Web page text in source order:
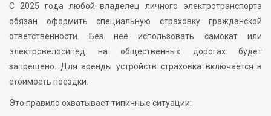
С 2025 года любой владелец личного электротранспорта
обязан оформить специальную страховку гражданской
ответственности. Без неё использовать самокат или
электровелосипед на общественных дорогах будет
запрещено. Для аренды устройств страховка включается в
стоимость поездки.
Это правило охватывает типичные ситуации: